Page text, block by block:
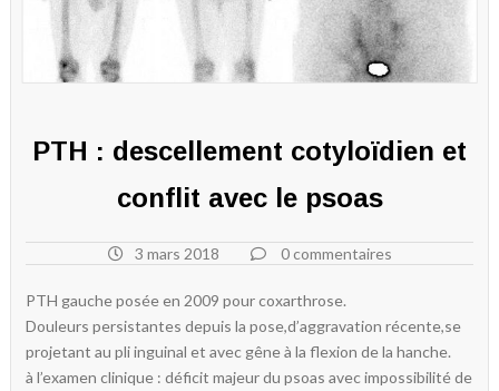
PTH : descellement cotyloïdien et
conflit avec le psoas
3 mars 2018 0 commentaires
PTH gauche posée en 2009 pour coxarthrose.
Douleurs persistantes depuis la pose,d’aggravation récente,se
projetant au pli inguinal et avec gêne à la flexion de la hanche.
à l’examen clinique : déficit majeur du psoas avec impossibilité de